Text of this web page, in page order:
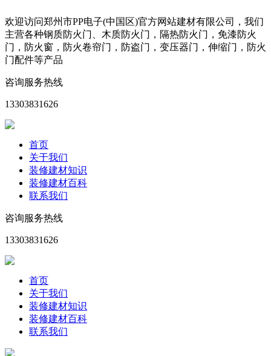
欢迎访问郑州市PP电子(中国区)官方网站建材有限公司，我们
主营各种钢质防火门、木质防火门，隔热防火门，免漆防火
门，防火窗，防火卷帘门，防盗门，变压器门，伸缩门，防火
门配件等产品
咨询服务热线
13303831626
首页
关于我们
装修建材知识
装修建材百科
联系我们
咨询服务热线
13303831626
首页
关于我们
装修建材知识
装修建材百科
联系我们